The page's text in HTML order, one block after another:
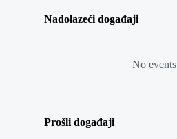
Nadolazeći događaji
No events
Prošli događaji